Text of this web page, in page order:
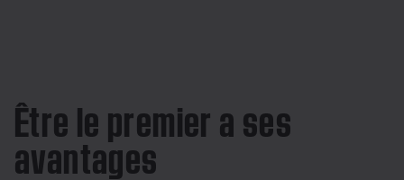
Être le premier a ses
avantages